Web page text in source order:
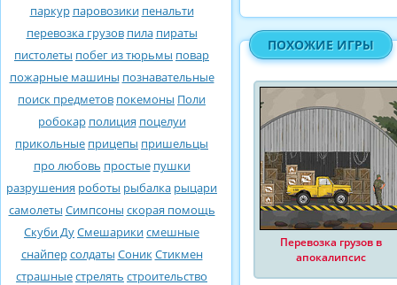
паркур паровозики пенальти
перевозка грузов пила пираты
пистолеты побег из тюрьмы повар
пожарные машины познавательные
поиск предметов покемоны Поли
робокар полиция поцелуи
прикольные прицепы пришельцы
про любовь простые пушки
разрушения роботы рыбалка рыцари
самолеты Симпсоны скорая помощь
Скуби ДуСмешарикисмешные
снайперсолдаты СоникСтикмен
страшныестрелять строительство
ПОХОЖИЕ ИГРЫ
Перевозка грузов в
апокалипсис